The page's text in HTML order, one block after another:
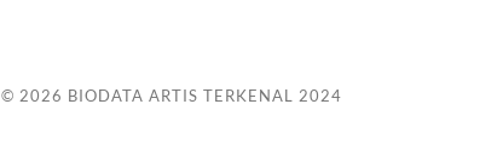
© 2026 BIODATA ARTIS TERKENAL 2024